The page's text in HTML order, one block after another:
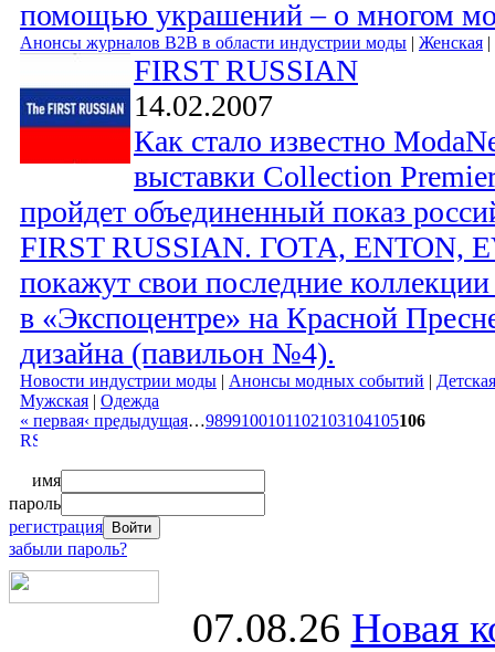
помощью украшений – о многом
Анонсы журналов B2B в области индустрии моды | Женская |
FIRST RUSSIAN
14.02.2007
Как стало известно
выставки Collection
пройдет объединенный показ
FIRST RUSSIAN. ГОТА, ENTON,
покажут свои последние
в «Экспоцентре» на Красной
дизайна (павильон №4).
Новости индустрии моды | Анонсы модных событий | Детская
Мужская | Одежда
« первая‹ предыдущая…9899100101102103104105106
имя
пароль
регистрация
забыли пароль?
07.08.26 Новая